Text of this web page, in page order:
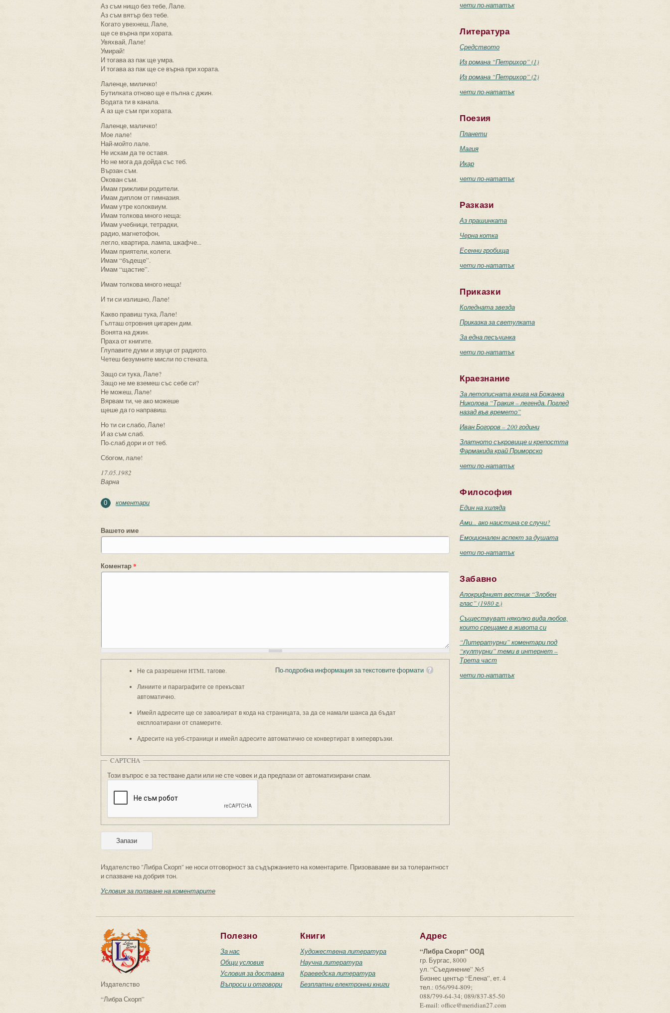
Аз съм нищо без тебе, Лале.
Аз съм вятър без тебе.
Когато увехнеш, Лале,
ще се върна при хората.
Увяхвай, Лале!
Умирай!
И тогава аз пак ще умра.
И тогава аз пак ще се върна при хората.
Лаленце, миличко!
Бутилката отново ще е пълна с джин.
Водата ти в канала.
А аз ще съм при хората.
Лаленце, маличко!
Мое лале!
Най-мойто лале.
Не искам да те оставя.
Но не мога да дойда със теб.
Вързан съм.
Окован съм.
Имам грижливи родители.
Имам диплом от гимназия.
Имам утре колоквиум.
Имам толкова много неща:
Имам учебници, тетрадки,
радио, магнетофон,
легло, квартира, лампа, шкафче...
Имам приятели, колеги.
Имам “бъдеще”.
Имам “щастие”.
Имам толкова много неща!
И ти си излишно, Лале!
Какво правиш тука, Лале!
Гълташ отровния цигарен дим.
Вонята на джин.
Праха от книгите.
Глупавите думи и звуци от радиото.
Четеш безумните мисли по стената.
Защо си тука, Лале?
Защо не ме вземеш със себе си?
Не можеш, Лале!
Вярвам ти, че ако можеше
щеше да го направиш.
Но ти си слабо, Лале!
И аз съм слаб.
По-слаб дори и от теб.
Сбогом, лале!
17.05.1982
Варна
0 коментари
Вашето име
Коментар*
По-подробна информация за текстовите формати
Не са разрешени HTML тагове.
Линиите и параграфите се прекъсват
автоматично.
Имейл адресите ще се завоалират в кода на страницата, за да се намали шанса да бъдат
експлоатирани от спамерите.
Адресите на уеб-страници и имейл адресите автоматично се конвертират в хипервръзки.
CAPTCHA
Този въпрос е за тестване дали или не сте човек и да предпази от автоматизирани спам.
Издателство "Либра Скорп" не носи отговорност за съдържанието на коментарите. Призоваваме ви за толерантност
и спазване на добрия тон.
Условия за ползване на коментарите
чети по-нататък
Литература
Средството
Из романа “Петрихор” (1)
Из романа “Петрихор” (2)
чети по-нататък
Поезия
Планети
Магия
Икар
чети по-нататък
Разкази
Аз прашинката
Черна котка
Есенни гробища
чети по-нататък
Приказки
Коледната звезда
Приказка за светулката
За една песъчинка
чети по-нататък
Краезнание
За летописната книга на Божанка
Николова “Тракия – легенда. Поглед
назад във времето”
Иван Богоров – 200 години
Златното съкровище и крепостта
Фармакида край Приморско
чети по-нататък
Философия
Един на хиляда
Ами... ако наистина се случи?
Емоционален аспект за душата
чети по-нататък
Забавно
Апокрифният вестник “Злобен
глас” (1980 г.)
Съществуват няколко вида любов,
които срещаме в живота си
“Литературни” коментари под
“културни” теми в интернет –
Трета част
чети по-нататък
Издателство
“Либра Скорп”
Полезно
За нас
Общи условия
Условия за доставка
Въпроси и отговори
Книги
Художествена литература
Научна литература
Краеведска литература
Безплатни електронни книги
Адрес
“Либра Скорп” ООД
гр. Бургас, 8000
ул. “Съединение” №5
Бизнес център “Елена”, ет. 4
тел.: 056/994-809;
088/799-64-34; 089/837-85-50
E-mail: office@meridian27.com